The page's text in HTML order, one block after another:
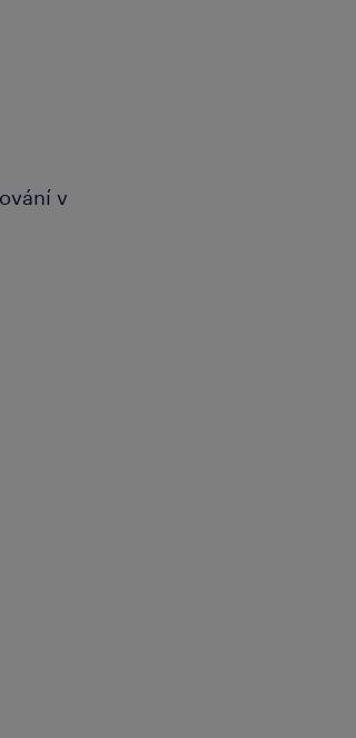
v
na tento